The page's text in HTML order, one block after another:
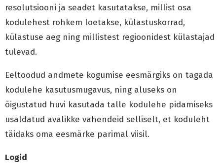
resolutsiooni ja seadet kasutatakse, millist osa
kodulehest rohkem loetakse, külastuskorrad,
külastuse aeg ning millistest regioonidest külastajad
tulevad.
Eeltoodud andmete kogumise eesmärgiks on tagada
kodulehe kasutusmugavus, ning aluseks on
õigustatud huvi kasutada talle kodulehe pidamiseks
usaldatud avalikke vahendeid selliselt, et koduleht
täidaks oma eesmärke parimal viisil.
Logid